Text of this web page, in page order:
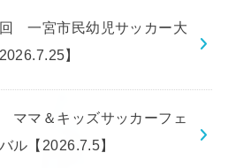
一宮市民幼児サッカー大
】
ママ＆キッズサッカーフェ
ル【2026.7.5】